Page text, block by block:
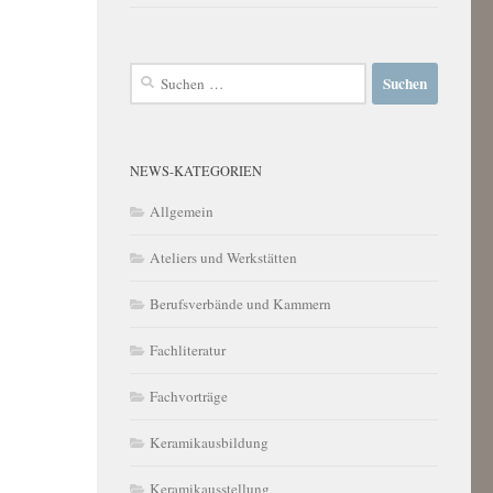
Suchen
NEWS-KATEGORIEN
Allgemein
Ateliers und Werkstätten
Berufsverbände und Kammern
Fachliteratur
Fachvorträge
Keramikausbildung
Keramikausstellung